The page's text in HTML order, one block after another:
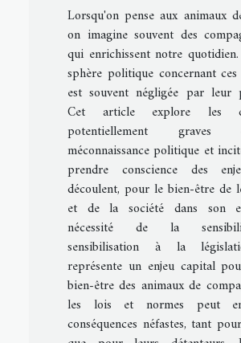
Lorsqu'on pense aux animaux
on imagine souvent des
qui enrichissent notre
sphère politique concernant
est souvent négligée par leur
Cet article explore les
potentiellement
méconnaissance politique et
prendre conscience des
découlent, pour le bien-être de
et de la société dans son
nécessité de la
sensibilisation à la
représente un enjeu capital
bien-être des animaux de
les lois et normes peut
conséquences néfastes, tant